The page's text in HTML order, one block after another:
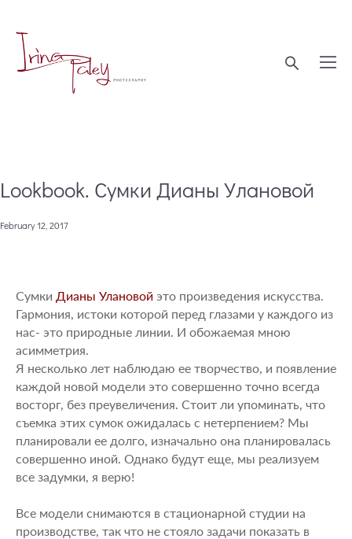
February 12, 2017
Lookbook. Сумки Дианы Улановой
Сумки Дианы Улановой это произведения искусства.
Гармония, истоки которой перед глазами у каждого из
нас- это природные линии. И обожаемая мною
асимметрия.
Я несколько лет наблюдаю ее творчество, и появление
каждой новой модели это совершенно точно всегда
восторг, без преувеличения. Стоит ли упоминать, что
съемка этих сумок ожидалась с нетерпением? Мы
планировали ее долго, изначально она планировалась
совершенно иной. Однако будут еще, мы реализуем
все задумки, я верю!
Все модели снимаются в стационарной студии на
производстве, так что не стояло задачи показать в